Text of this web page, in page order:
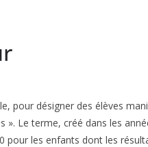
pour désigner des élèves
». Le terme, créé dans les
pour les enfants dont les